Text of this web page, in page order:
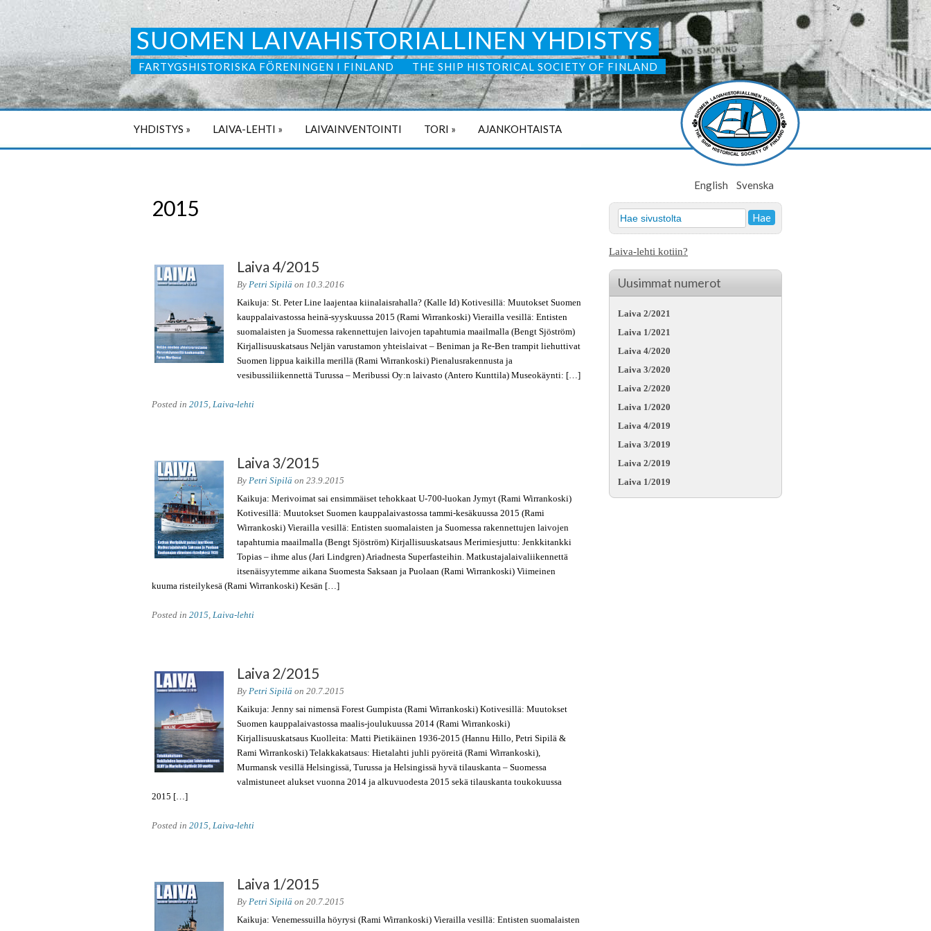
SUOMEN LAIVAHISTORIALLINEN YHDISTYS
FARTYGSHISTORISKA FÖRENINGEN I FINLAND THE SHIP HISTORICAL SOCIETY OF FINLAND
YHDISTYS » LAIVA-LEHTI » LAIVAINVENTOINTI TORI » AJANKOHTAISTA
2015
Laiva 4/2015
By Petri Sipilä on 10.3.2016
Kaikuja: St. Peter Line laajentaa kiinalaisrahalla? (Kalle Id) Kotivesillä: Muutokset Suomen
kauppalaivastossa heinä-syyskuussa 2015 (Rami Wirrankoski) Vierailla vesillä: Entisten
suomalaisten ja Suomessa rakennettujen laivojen tapahtumia maailmalla (Bengt Sjöström)
Kirjallisuuskatsaus Neljän varustamon yhteislaivat – Beniman ja Re-Ben trampit liehuttivat
Suomen lippua kaikilla merillä (Rami Wirrankoski) Pienalusrakennusta ja
vesibussiliikennettä Turussa – Meribussi Oy:n laivasto (Antero Kunttila) Museokäynti: […]
Posted in 2015, Laiva-lehti
Laiva 3/2015
By Petri Sipilä on 23.9.2015
Kaikuja: Merivoimat sai ensimmäiset tehokkaat U-700-luokan Jymyt (Rami Wirrankoski)
Kotivesillä: Muutokset Suomen kauppalaivastossa tammi-kesäkuussa 2015 (Rami
Wirrankoski) Vierailla vesillä: Entisten suomalaisten ja Suomessa rakennettujen laivojen
tapahtumia maailmalla (Bengt Sjöström) Kirjallisuuskatsaus Merimiesjuttu: Jenkkitankki
Topias – ihme alus (Jari Lindgren) Ariadnesta Superfasteihin. Matkustajalaivaliikennettä
itsenäisyytemme aikana Suomesta Saksaan ja Puolaan (Rami Wirrankoski) Viimeinen
kuuma risteilykesä (Rami Wirrankoski) Kesän […]
Posted in 2015, Laiva-lehti
Laiva 2/2015
By Petri Sipilä on 20.7.2015
Kaikuja: Jenny sai nimensä Forest Gumpista (Rami Wirrankoski) Kotivesillä: Muutokset
Suomen kauppalaivastossa maalis-joulukuussa 2014 (Rami Wirrankoski)
Kirjallisuuskatsaus Kuolleita: Matti Pietikäinen 1936-2015 (Hannu Hillo, Petri Sipilä &
Rami Wirrankoski) Telakkakatsaus: Hietalahti juhli pyöreitä (Rami Wirrankoski),
Murmansk vesillä Helsingissä, Turussa ja Helsingissä hyvä tilauskanta – Suomessa
valmistuneet alukset vuonna 2014 ja alkuvuodesta 2015 sekä tilauskanta toukokuussa
2015 […]
Posted in 2015, Laiva-lehti
Laiva 1/2015
By Petri Sipilä on 20.7.2015
Kaikuja: Venemessuilla höyrysi (Rami Wirrankoski) Vierailla vesillä: Entisten suomalaisten
Svenska
English
Laiva-lehti kotiin?
Uusimmat numerot
Laiva 2/2021
Laiva 1/2021
Laiva 4/2020
Laiva 3/2020
Laiva 2/2020
Laiva 1/2020
Laiva 4/2019
Laiva 3/2019
Laiva 2/2019
Laiva 1/2019